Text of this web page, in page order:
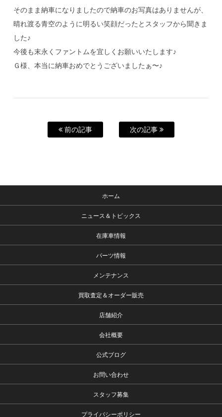
そのまま納車になりましたので納車のお写真はありませんが、
晴れ渡る青空のように明るい笑顔だったとスタッフから聞きま
した♪
今後も末永くファントムを宜しくお願いいたします♪
Ｇ様、本当に納車おめでとうございましたぁ〜♪
前の記事 次の記事
ホーム
ニュース＆トピックス
在庫車情報
パーツ情報
メンテナンス
買取査定＆オーダー販売
店舗紹介
会社概要
公式ブログ
お問い合わせ
スタッフ募集
プライバシーポリシー